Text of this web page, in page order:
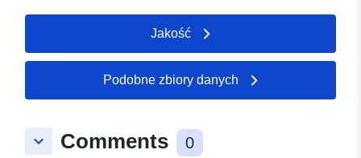
Jakość
Podobne zbiory danych
keyboard_arrow_down Comments 0